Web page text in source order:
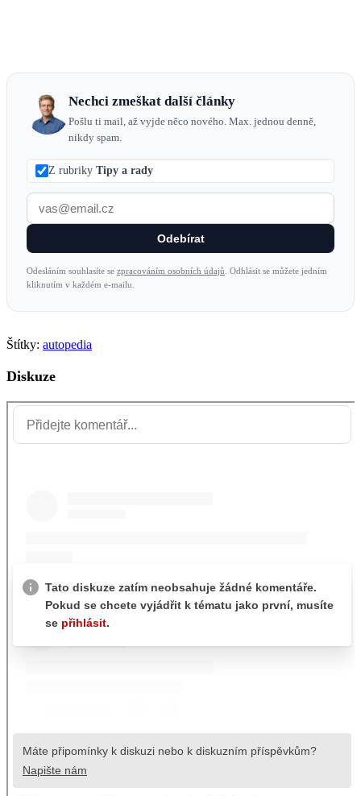
Nechci zmeškat další články
Pošlu ti mail, až vyjde něco nového. Max. jednou denně,
nikdy spam.
Z rubriky Tipy a rady
Odebírat
Odesláním souhlasíte se zpracováním osobních údajů . Odhlásit se můžete jedním
kliknutím v každém e-mailu.
Štítky: autopedia
Diskuze